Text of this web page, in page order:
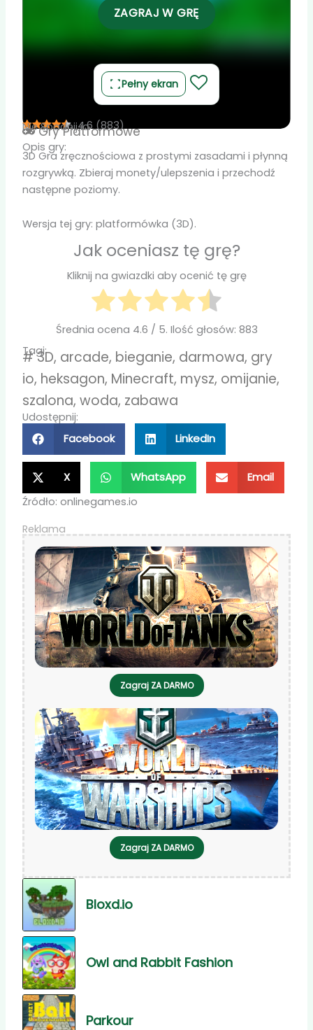
ZAGRAJ W GRĘ
Pełny ekran
4.6 (883)
Nie Spadnij io
GryPlatformowe
Opis gry:
3D Gra zręcznościowa z prostymi zasadami i płynną
rozgrywką. Zbieraj monety/ulepszenia i przechodź
następne poziomy.
Wersja tej gry: platformówka (3D).
Jak oceniasz tę grę?
Kliknij na gwiazdki aby ocenić tę grę
Średnia ocena 4.6 / 5. Ilość głosów: 883
Tagi:
#3D, arcade, bieganie, darmowa, gry
io, heksagon, Minecraft, mysz, omijanie,
szalona,woda, zabawa
Udostępnij:
Facebook LinkedIn
X WhatsApp Email
Źródło: onlinegames.io
Reklama
Zagraj ZA DARMO
Zagraj ZA DARMO
Bloxd.io
Owl and Rabbit Fashion
Parkour